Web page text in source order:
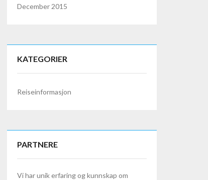
December 2015
KATEGORIER
Reiseinformasjon
PARTNERE
Vi har unik erfaring og kunnskap om